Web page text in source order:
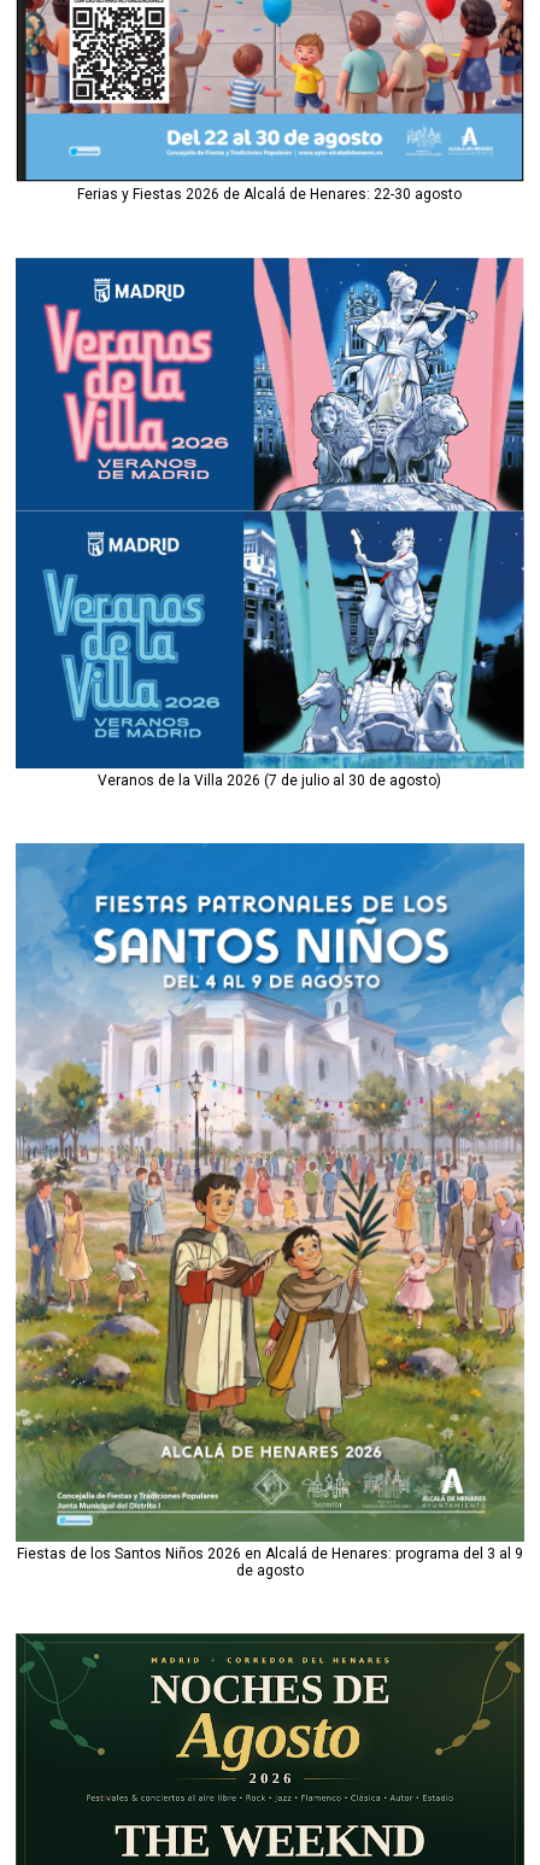
Ferias y Fiestas 2026 de Alcalá de Henares: 22-30 agosto
Veranos de la Villa 2026 (7 de julio al 30 de agosto)
Fiestas de los Santos Niños 2026 en Alcalá de Henares: programa del 3 al 9
de agosto